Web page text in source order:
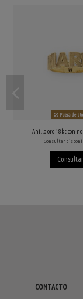
Fuera de
Anillo oro 18kt con
Consultar
Consultar
CONTACTO